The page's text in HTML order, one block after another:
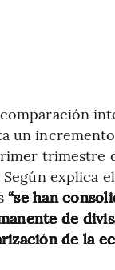
un incremento
trimestre
explica
“se han
de
de la